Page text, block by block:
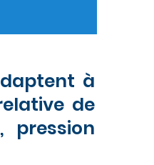
à
de
pression